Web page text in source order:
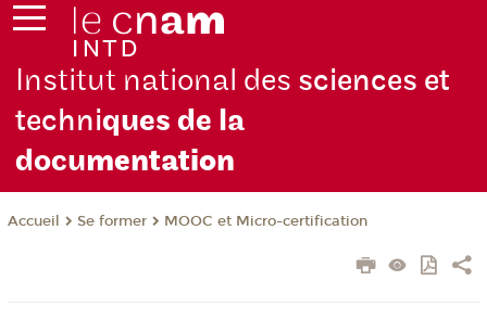
Institut national des sciences et
techniques de la
documentation
Accueil Se former MOOC et Micro-certification